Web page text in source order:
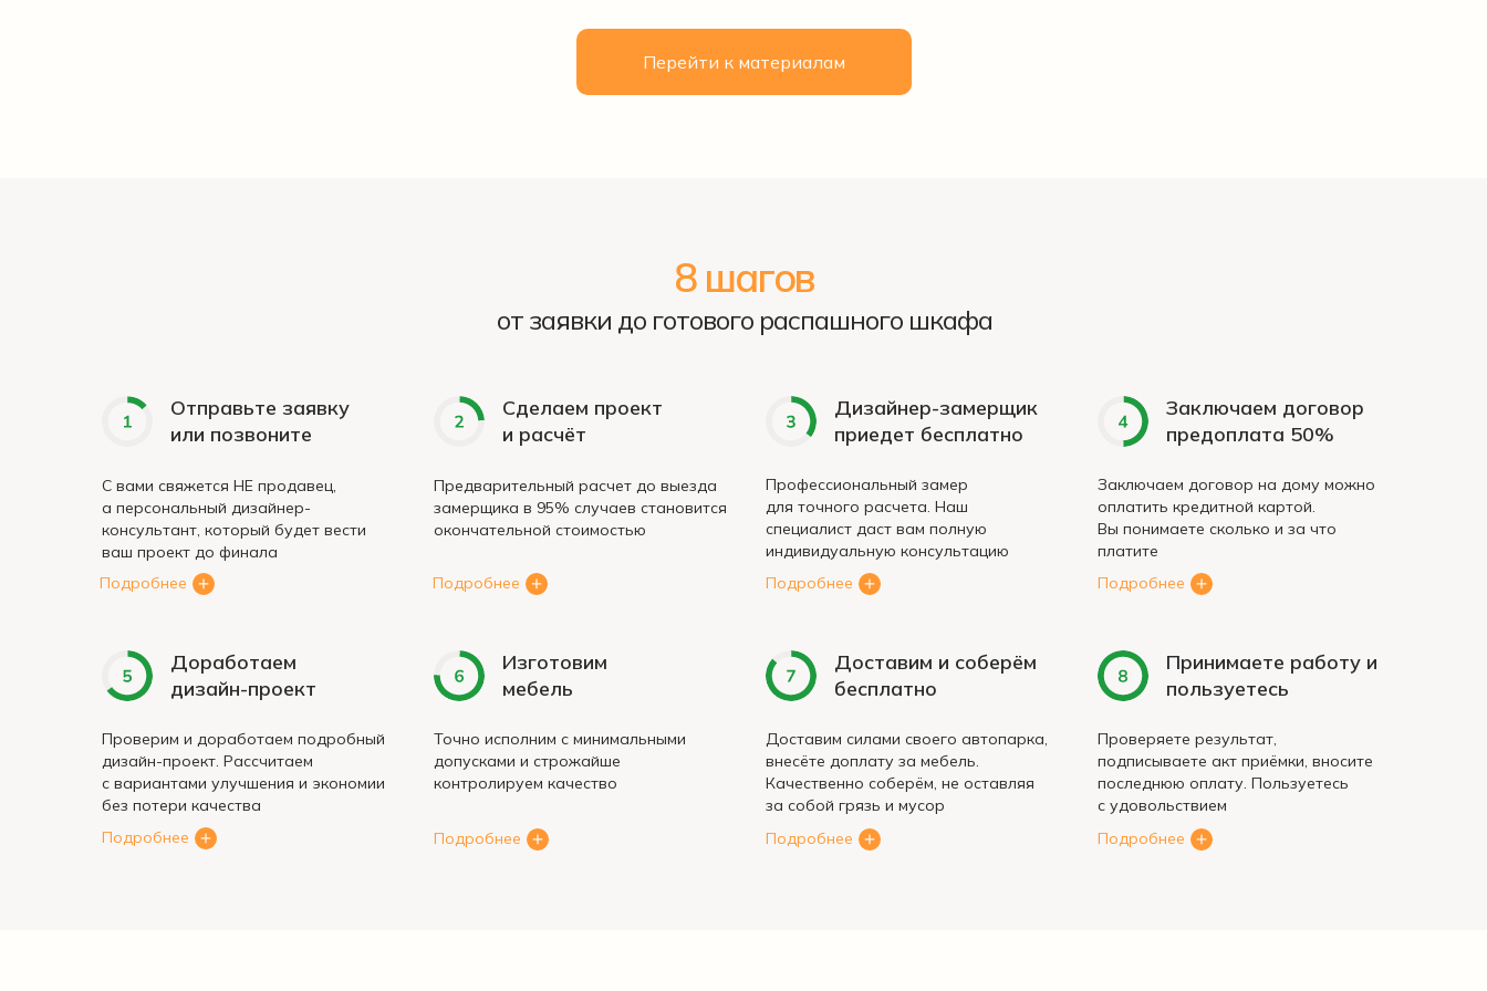
Перейти к материалам
от заявки до готового распашного шкафа
Предварительный расчет до выезда
замерщика в 95% случаев становится
окончательной стоимостью
Сделаем проект
и расчёт
Подробнее
С вами свяжется НЕ продавец,
а персональный дизайнер-
консультант, который будет вести
ваш проект до финала
Отправьте заявку
или позвоните
Подробнее
Профессиональный замер
для точного расчета. Наш
специалист даст вам полную
индивидуальную консультацию
Дизайнер-замерщик
приедет бесплатно
Подробнее
Заключаем договор на дому можно
оплатить кредитной картой.
Вы понимаете сколько и за что
платите
Заключаем договор
предоплата 50%
Подробнее
Проверяете результат,
подписываете акт приёмки, вносите
последнюю оплату. Пользуетесь
с удовольствием
Принимаете работу и
пользуетесь
Подробнее
8 шагов
Доставим силами своего автопарка,
внесёте доплату за мебель.
Качественно соберём, не оставляя
за собой грязь и мусор
Доставим и соберём
бесплатно
Подробнее
Точно исполним с минимальными
допусками и строжайше
контролируем качество
Изготовим
мебель
Подробнее
Проверим и доработаем подробный
дизайн-проект. Рассчитаем
с вариантами улучшения и экономии
без потери качества
Доработаем
дизайн-проект
Подробнее